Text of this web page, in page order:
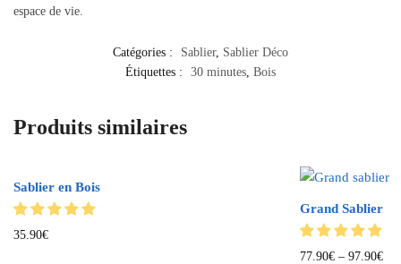
espace de vie.
Catégories : Sablier, Sablier Déco
Étiquettes :
30 minutes Bois
Produits similaires
Sablier en Bois
35.90€
Grand Sablier
77.90€ – 97.90€